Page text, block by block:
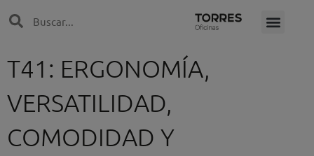
SearchSearch
T41: ERGONOMÍA,
VERSATILIDAD,
COMODIDAD Y